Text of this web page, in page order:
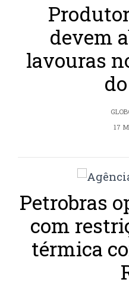
devem
lavouras
17
Petrobras
com
térmica